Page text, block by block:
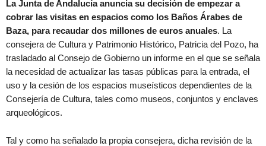
La Junta de Andalucía anuncia su decisión de empezar a
cobrar las visitas en espacios como los Baños Árabes de
Baza, para recaudar dos millones de euros anuales. La
consejera de Cultura y Patrimonio Histórico, Patricia del Pozo, ha
trasladado al Consejo de Gobierno un informe en el que se señala
la necesidad de actualizar las tasas públicas para la entrada, el
uso y la cesión de los espacios museísticos dependientes de la
Consejería de Cultura, tales como museos, conjuntos y enclaves
arqueológicos.
Tal y como ha señalado la propia consejera, dicha revisión de la